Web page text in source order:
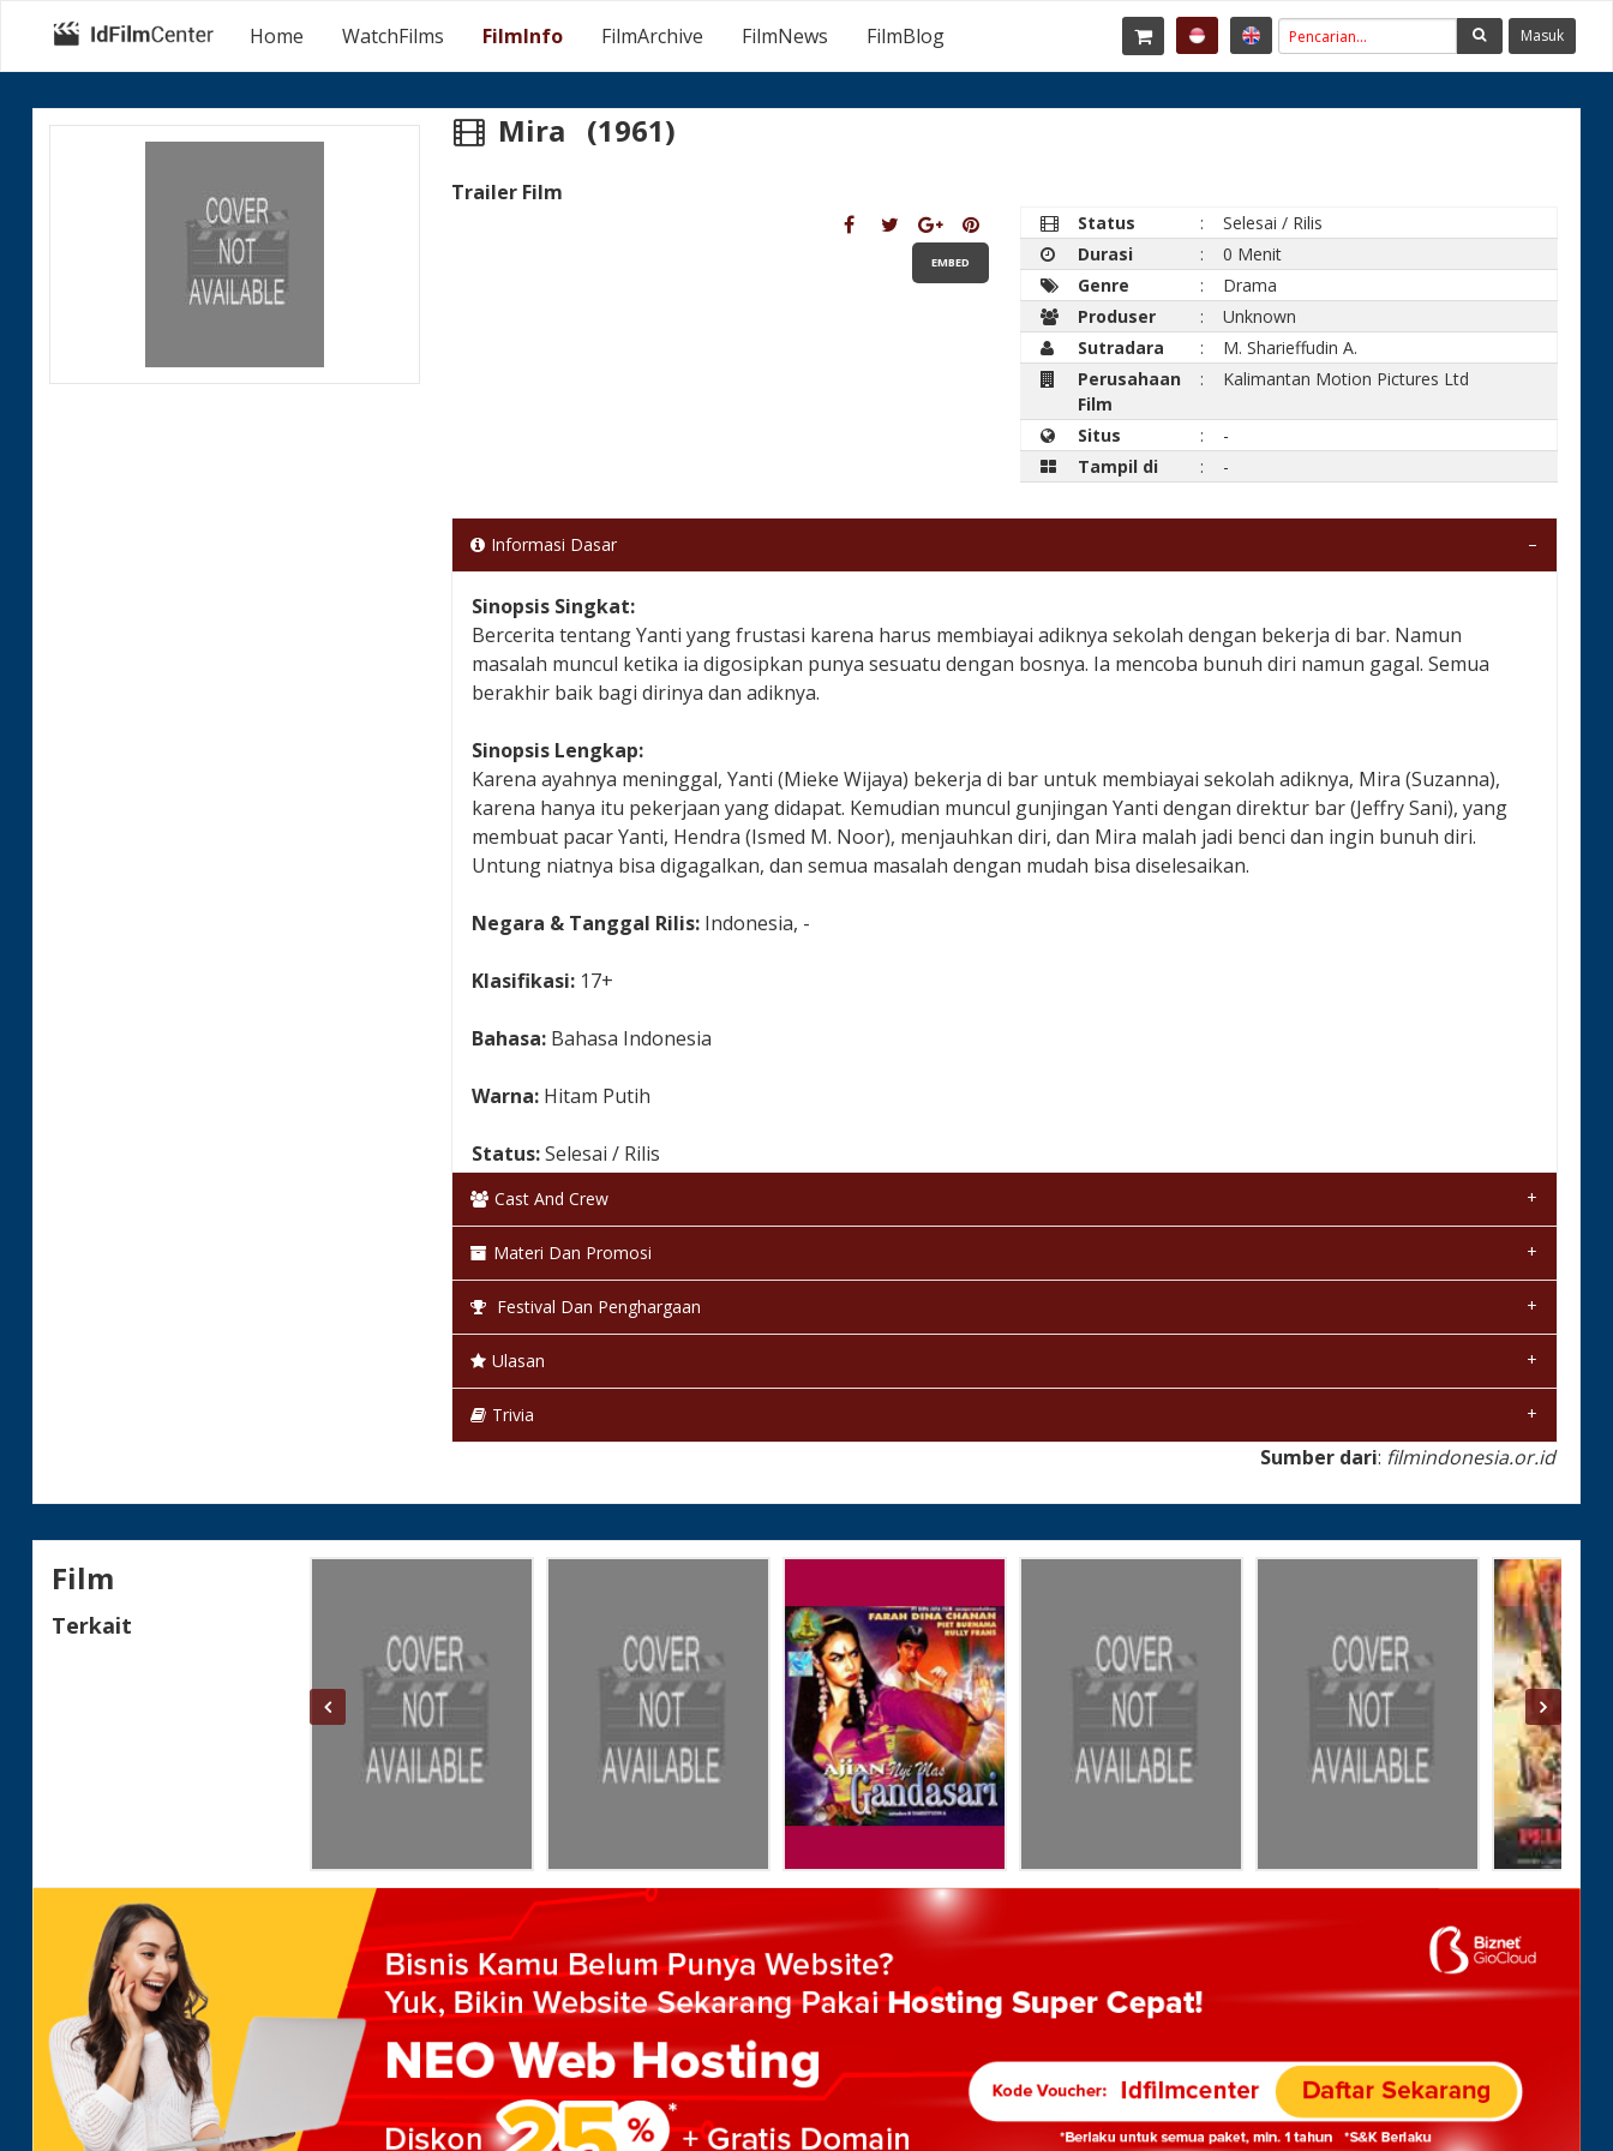
Home WatchFilms FilmInfo FilmArchive FilmNews FilmBlog Masuk
Mira (1961)
Trailer Film
EMBED
Status :
Selesai / Rilis
Durasi
:
0 Menit
Genre
:
Drama
Produser
:
Unknown
Sutradara
:
M. Sharieffudin A.
Perusahaan
Film
: Kalimantan Motion Pictures Ltd
Situs :
-
Tampil di
: -
Informasi Dasar
Sinopsis Singkat:
Bercerita tentang Yanti yang frustasi karena harus membiayai adiknya sekolah dengan bekerja di bar. Namun
masalah muncul ketika ia digosipkan punya sesuatu dengan bosnya. Ia mencoba bunuh diri namun gagal. Semua
berakhir baik bagi dirinya dan adiknya.
Sinopsis Lengkap:
Karena ayahnya meninggal, Yanti (Mieke Wijaya) bekerja di bar untuk membiayai sekolah adiknya, Mira (Suzanna),
karena hanya itu pekerjaan yang didapat. Kemudian muncul gunjingan Yanti dengan direktur bar (Jeffry Sani), yang
membuat pacar Yanti, Hendra (Ismed M. Noor), menjauhkan diri, dan Mira malah jadi benci dan ingin bunuh diri.
Untung niatnya bisa digagalkan, dan semua masalah dengan mudah bisa diselesaikan.
Negara & Tanggal Rilis: Indonesia, -
Klasifikasi: 17+
Bahasa: Bahasa Indonesia
Warna: Hitam Putih
Status:Selesai / Rilis
Cast And Crew
Materi Dan Promosi
Festival Dan Penghargaan
Ulasan
Trivia
Sumber dari: filmindonesia.or.id
Film
Terkait